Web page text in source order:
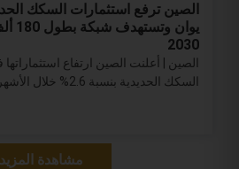
2030
الصين | أعلنت الصين ارتفاع
السكك الحديدية بنسبة 2.6% خلال الأشهر الخمسة الأولى
مشاهدة المزيد